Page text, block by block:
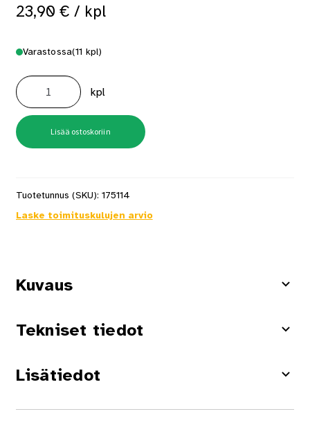
23,90 € / kpl
Varastossa(11 kpl)
Tasoituslasta
350mm
2-
K
RST
määrä
kpl
Lisää ostoskoriin
Tuotetunnus (SKU): 175114
Laske toimituskulujen arvio
Kuvaus
Tekniset tiedot
Lisätiedot